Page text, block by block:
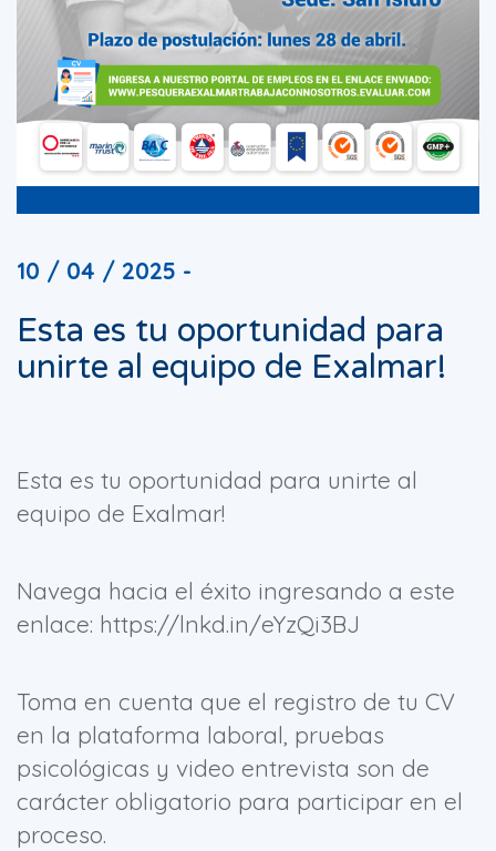
10 / 04 / 2025 -
Esta es tu oportunidad para
unirte al equipo de Exalmar!
Esta es tu oportunidad para unirte al
equipo de Exalmar!
Navega hacia el éxito ingresando a este
enlace: https://lnkd.in/eYzQi3BJ
Toma en cuenta que el registro de tu CV
en la plataforma laboral, pruebas
psicológicas y video entrevista son de
carácter obligatorio para participar en el
proceso.